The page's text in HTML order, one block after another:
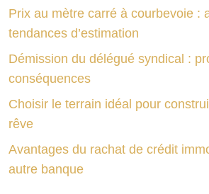
Prix au mètre carré à courbevoie :
tendances d’estimation
Démission du délégué syndical :
conséquences
Choisir le terrain idéal pour
rêve
Avantages du rachat de crédit
autre banque